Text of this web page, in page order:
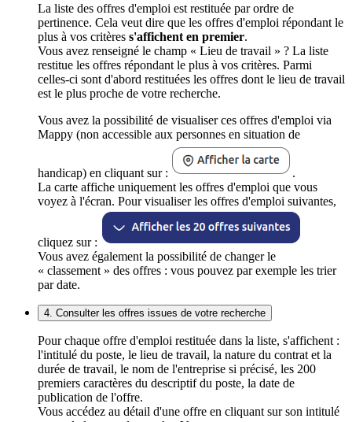
La liste des offres d'emploi est restituée par ordre de
pertinence. Cela veut dire que les offres d'emploi répondant le
plus à vos critères s'affichent en premier.
Vous avez renseigné le champ « Lieu de travail » ? La liste
restitue les offres répondant le plus à vos critères. Parmi
celles-ci sont d'abord restituées les offres dont le lieu de travail
est le plus proche de votre recherche.
Vous avez la possibilité de visualiser ces offres d'emploi via
Mappy (non accessible aux personnes en situation de
handicap) en cliquant sur :
.
La carte affiche uniquement les offres d'emploi que vous
voyez à l'écran. Pour visualiser les offres d'emploi suivantes,
cliquez sur :
Vous avez également la possibilité de changer le
« classement » des offres : vous pouvez par exemple les trier
par date.
4. Consulter les offres issues de votre recherche
Pour chaque offre d'emploi restituée dans la liste, s'affichent :
l'intitulé du poste, le lieu de travail, la nature du contrat et la
durée de travail, le nom de l'entreprise si précisé, les 200
premiers caractères du descriptif du poste, la date de
publication de l'offre.
Vous accédez au détail d'une offre en cliquant sur son intitulé